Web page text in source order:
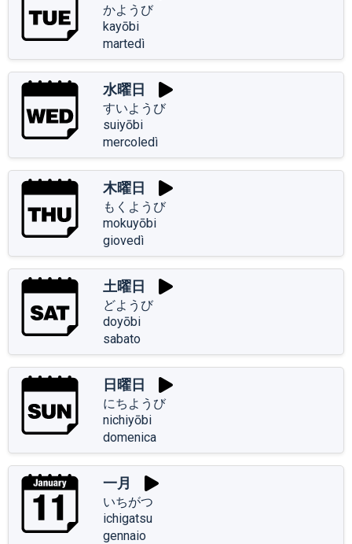
かようび
kayōbi
martedì
水曜日
すいようび
suiyōbi
mercoledì
木曜日
もくようび
mokuyōbi
giovedì
土曜日
どようび
doyōbi
sabato
日曜日
にちようび
nichiyōbi
domenica
一月
いちがつ
ichigatsu
gennaio